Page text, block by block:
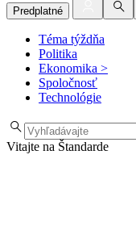
Predplatné
Téma týždňa
Politika
Ekonomika >
Spoločnosť
Technológie
Vitajte na Štandarde